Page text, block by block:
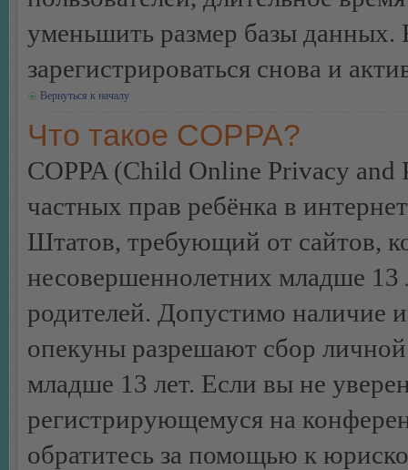
уменьшить размер базы данных.
зарегистрироваться снова и
Вернуться к началу
Что такое COPPA?
COPPA (Child Online Privacy
частных прав ребёнка в
Штатов, требующий от сайтов,
несовершеннолетних младше 13
родителей. Допустимо наличие
опекуны разрешают сбор
младше 13 лет. Если вы не
регистрирующемуся на
обратитесь за помощью к